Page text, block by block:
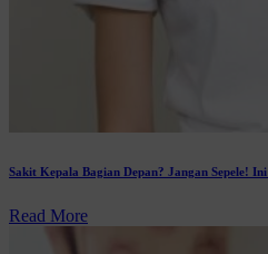
Sakit Kepala Bagian Depan? Jangan Sepele!
Read More